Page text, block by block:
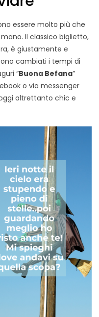
essere molto più che
Il classico biglietto,
è giustamente e
cambiati i tempi di
“Buona Befana”
o via messenger
altrettanto chic e